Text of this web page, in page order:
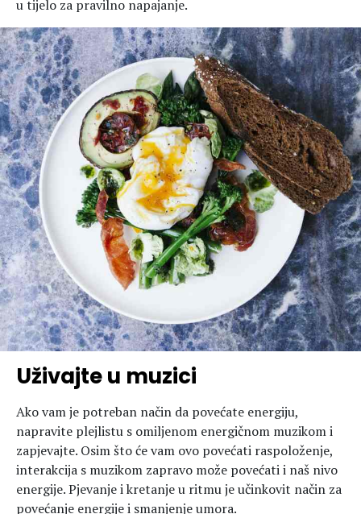
u tijelo za pravilno napajanje.
Uživajte u muzici
Ako vam je potreban način da povećate energiju,
napravite plejlistu s omiljenom energičnom muzikom i
zapjevajte. Osim što će vam ovo povećati raspoloženje,
interakcija s muzikom zapravo može povećati i naš nivo
energije. Pjevanje i kretanje u ritmu je učinkovit način za
povećanje energije i smanjenje umora.